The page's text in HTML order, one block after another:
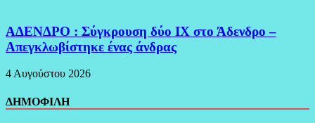
ΑΔΕΝΔΡΟ : Σύγκρουση δύο ΙΧ στο Άδενδρο –
Απεγκλωβίστηκε ένας άνδρας
4 Αυγούστου 2026
ΔΗΜΟΦΙΛΗ